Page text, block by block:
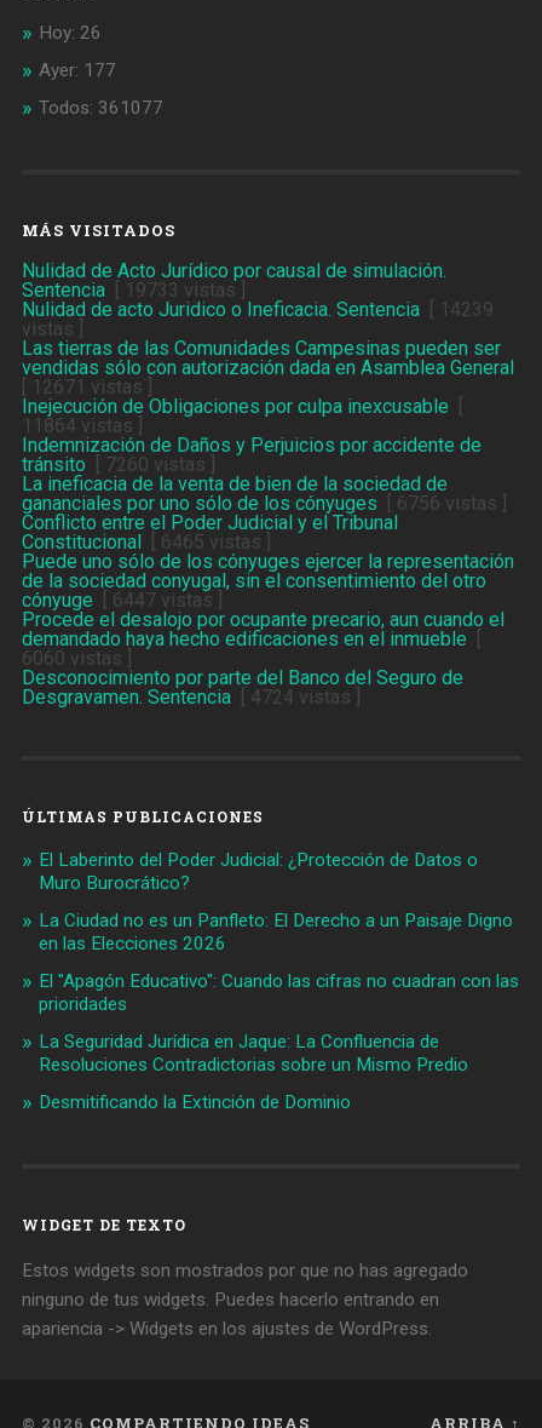
Hoy: 26
Ayer: 177
Todos: 361077
MÁS VISITADOS
Nulidad de Acto Jurídico por causal de simulación.
Sentencia[ 19733 vistas ]
Nulidad de acto Juridico o Ineficacia. Sentencia[ 14239
vistas ]
Las tierras de las Comunidades Campesinas pueden ser
vendidas sólo con autorización dada en Asamblea General
[ 12671 vistas ]
Inejecución de Obligaciones por culpa inexcusable
11864 vistas ]
Indemnización de Daños y Perjuicios por accidente de
tránsito [ 7260 vistas ]
La ineficacia de la venta de bien de la sociedad de
gananciales por uno sólo de los cónyuges [ 6756 vistas ]
Conflicto entre el Poder Judicial y el Tribunal
Constitucional [ 6465 vistas ]
Puede uno sólo de los cónyuges ejercer la representación
de la sociedad conyugal, sin el consentimiento del otro
cónyuge [ 6447 vistas ]
Procede el desalojo por ocupante precario, aun cuando el
demandado haya hecho edificaciones en el inmueble
6060 vistas ]
Desconocimiento por parte del Banco del Seguro de
Desgravamen. Sentencia[ 4724 vistas ]
ÚLTIMAS PUBLICACIONES
El Laberinto del Poder Judicial: ¿Protección de Datos o
Muro Burocrático?
La Ciudad no es un Panfleto: El Derecho a un Paisaje Digno
en las Elecciones 2026
El "Apagón Educativo": Cuando las cifras no cuadran con las
prioridades
La Seguridad Jurídica en Jaque: La Confluencia de
Resoluciones Contradictorias sobre un Mismo Predio
Desmitificando la Extinción de Dominio
WIDGET DE TEXTO
Estos widgets son mostrados por que no has agregado
ninguno de tus widgets. Puedes hacerlo entrando en
apariencia -> Widgets en los ajustes de WordPress.
© 2026 COMPARTIENDO IDEAS ARRIBA ↑